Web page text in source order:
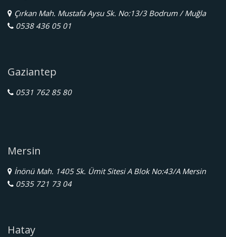
Çırkan Mah. Mustafa Aysu Sk. No:13/3 Bodrum / Muğla
0538 436 05 01
Gaziantep
0531 762 85 80
Mersin
İnönü Mah. 1405 Sk. Ümit Sitesi A Blok No:43/A Mersin
0535 721 73 04
Hatay